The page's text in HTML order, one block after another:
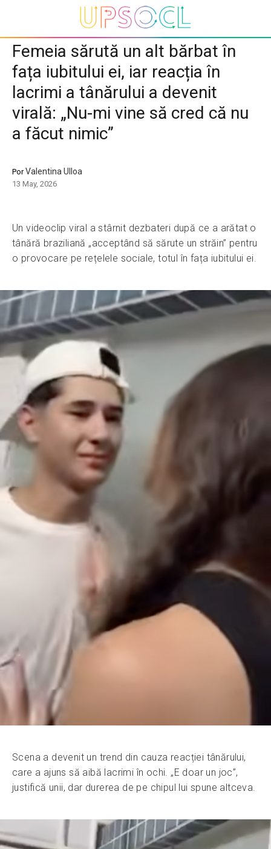
Femeia sărută un alt bărbat în
fața iubitului ei, iar reacția în
lacrimi a tânărului a devenit
virală: „Nu-mi vine să cred că nu
a făcut nimic”
PorValentina Ulloa
13 May, 2026
Un videoclip viral a stârnit dezbateri după ce a arătat o
tânără braziliană „acceptând să sărute un străin” pentru
o provocare pe rețelele sociale, totul în fața iubitului ei.
Scena a devenit un trend din cauza reacției tânărului,
care a ajuns să aibă lacrimi în ochi. „E doar un joc”,
justifică unii, dar durerea de pe chipul lui spune altceva.